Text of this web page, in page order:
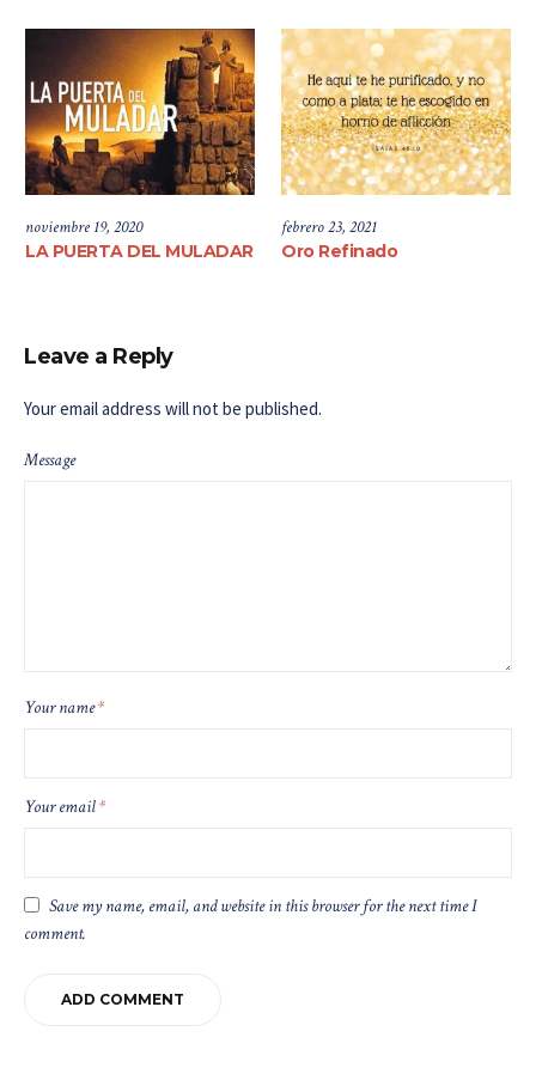
noviembre 19, 2020
LA PUERTA DEL MULADAR
febrero 23, 2021
Oro Refinado
Leave a Reply
Your email address will not be published.
Message
Your name*
Your email*
Save my name, email, and website in this browser for the next time I
comment.